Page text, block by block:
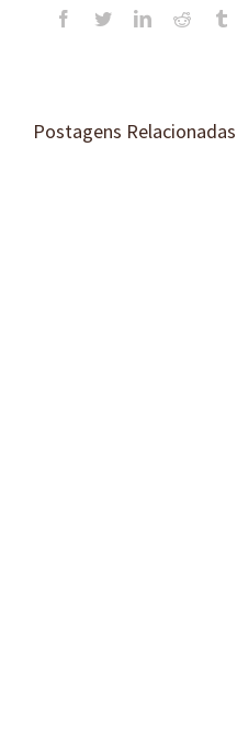
Facebook
TwitterLinkedInReddit
Postagens Relacionadas